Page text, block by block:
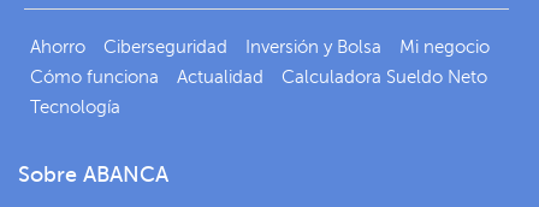
Ahorro Ciberseguridad Inversión y Bolsa
Mi negocio
Cómo funciona
Actualidad
Calculadora Sueldo Neto
Tecnología
Sobre ABANCA